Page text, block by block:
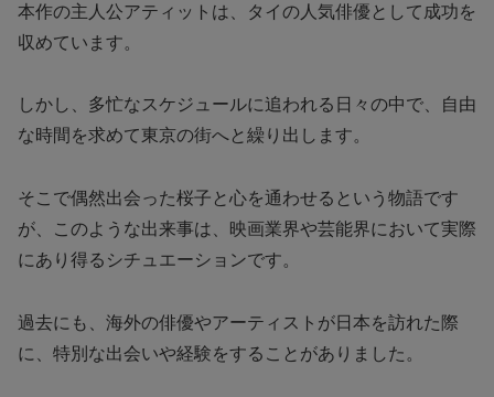
本作の主人公アティットは、タイの人気俳優として成功を
収めています。
しかし、多忙なスケジュールに追われる日々の中で、自由
な時間を求めて東京の街へと繰り出します。
そこで偶然出会った桜子と心を通わせるという物語です
が、このような出来事は、映画業界や芸能界において実際
にあり得るシチュエーションです。
過去にも、海外の俳優やアーティストが日本を訪れた際
に、特別な出会いや経験をすることがありました。